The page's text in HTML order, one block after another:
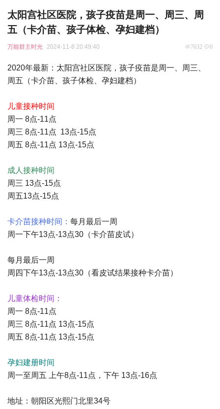
太阳宫社区医院，孩子疫苗是周一、周三、周
五（卡介苗、孩子体检、孕妇建档）
万能群主时光 2024-11-8 20:49:40 7632 0
2020年最新：太阳宫社区医院，孩子疫苗是周一、周三、
周五（卡介苗、孩子体检、孕妇建档）
儿童接种时间
周一 8点-11点
周三 8点-11点 13点-15点
周五 8点-11点 13点-15点
成人接种时间
周三 13点-15点
周五13点-15点
卡介苗接种时间： 每月最后一周
周一下午13点-13点30（卡介苗皮试）
每月最后一周
周四下午13点-13点30（看皮试结果接种卡介苗）
儿童体检时间：
周一 8点-11点
周三 8点-11点 13点-15点
周五 8点-11点 13点-15点
孕妇建册时间
周一至周五 上午8点-11点，下午 13点-16点
地址：朝阳区光熙门北里34号